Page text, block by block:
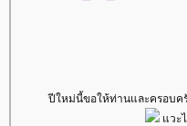
ปีใหม่นี้ขอให้ท่านและครอบค
วะไ